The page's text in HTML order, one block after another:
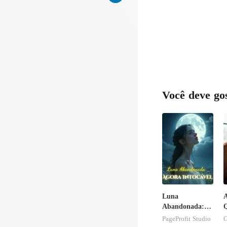
Você deve
Luna
Abandonada:
Agora Intocável
PageProfit Studio